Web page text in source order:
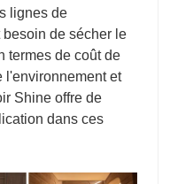
lignes de
de sécher le
termes de coût de
l'environnement et
Shine offre de
dans ces